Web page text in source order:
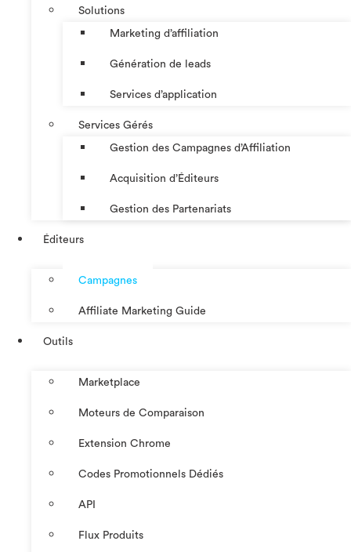
Solutions
Marketing d’affiliation
Génération de leads
Services d’application
Services Gérés
Gestion des Campagnes d’Affiliation​
Acquisition d’Éditeurs
Gestion des Partenariats
Éditeurs
Campagnes
Affiliate Marketing Guide
Outils
Marketplace
Moteurs de Comparaison
Extension Chrome
Codes Promotionnels Dédiés
API
Flux Produits